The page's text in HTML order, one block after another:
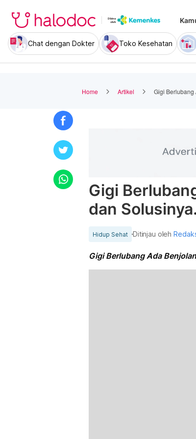
Chat dengan Dokter Toko Kesehatan
Home Artikel Gigi Berlubang
Gigi
dan Solusinya.
Hidup Sehat Ditinjau oleh
Gigi Berlubang Ada